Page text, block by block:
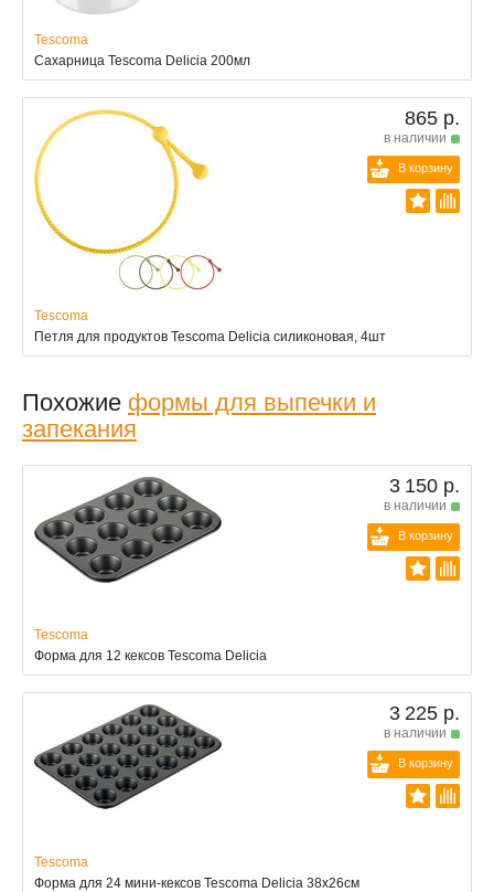
Tescoma
Сахарница Tescoma Delicia 200мл
865 р.
в наличии
В корзину
Tescoma
Петля для продуктов Tescoma Delicia силиконовая, 4шт
Похожие формы для выпечки и
запекания
3 150 р.
в наличии
В корзину
Tescoma
Форма для 12 кексов Tescoma Delicia
3 225 р.
в наличии
В корзину
Tescoma
Форма для 24 мини-кексов Tescoma Delicia 38x26см